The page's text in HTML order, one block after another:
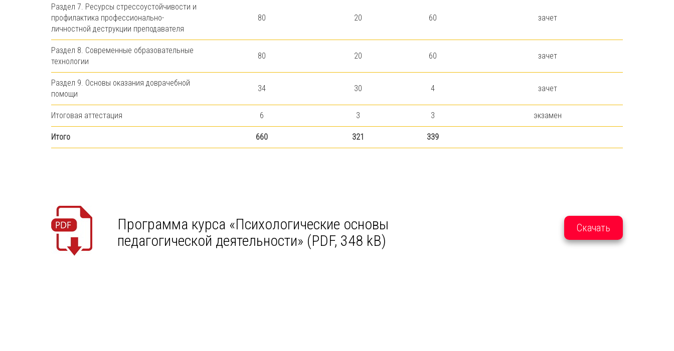
Раздел 7. Ресурсы стрессоустойчивости и
профилактика профессионально-
личностной деструкции преподавателя
80 20 60 зачет
Раздел 8. Современные образовательные
технологии
80 20 60 зачет
Раздел 9. Основы оказания доврачебной
помощи
34 30 4 зачет
Итоговая аттестация 6 3 3 экзамен
Итого 660 321 339
Программа курса «Психологические основы
педагогической деятельности» (PDF, 348 kB)
Скачать